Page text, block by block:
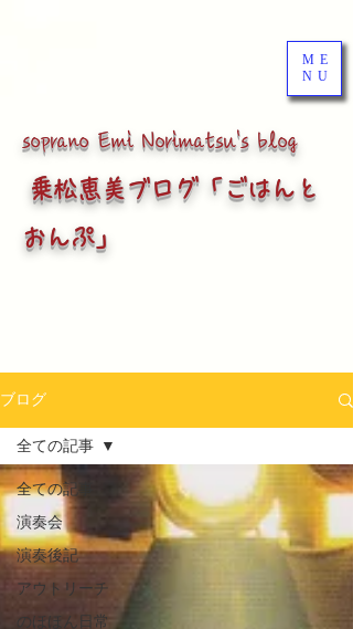
ME
NU
soprano Emi Norimatsu's blog
乗松恵美ブログ「ごはんと
おんぷ」
ブログ
全ての記事
演奏会
演奏後記
アウトリーチ
のほほん日常
全ての記事